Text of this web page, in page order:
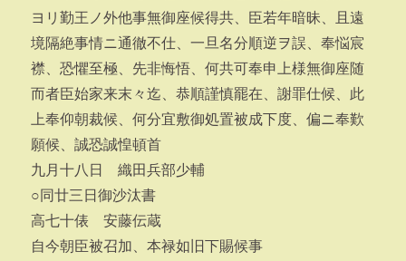
ヨリ勤王ノ外他事無御座候得共、臣若年暗昧、且遠
境隔絶事情ニ通徹不仕、一旦名分順逆ヲ誤、奉悩宸
襟、恐懼至極、先非悔悟、何共可奉申上様無御座随
而者臣始家来末々迄、恭順謹慎罷在、謝罪仕候、此
上奉仰朝裁候、何分宜敷御処置被成下度、偏ニ奉歎
願候、誠恐誠惶頓首
九月十八日 織田兵部少輔
○同廿三日御沙汰書
高七十俵 安藤伝蔵
自今朝臣被召加、本禄如旧下賜候事